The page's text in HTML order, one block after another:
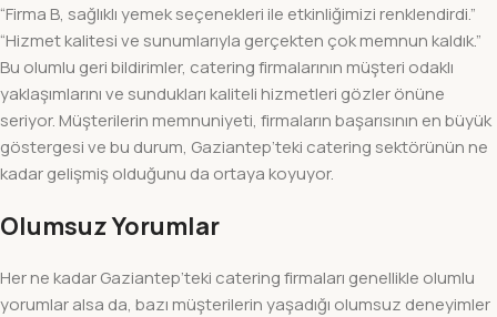
“Firma B, sağlıklı yemek seçenekleri ile etkinliğimizi renklendirdi.”
“Hizmet kalitesi ve sunumlarıyla gerçekten çok memnun kaldık.”
Bu olumlu geri bildirimler, catering firmalarının müşteri odaklı
yaklaşımlarını ve sundukları kaliteli hizmetleri gözler önüne
seriyor. Müşterilerin memnuniyeti, firmaların başarısının en büyük
göstergesi ve bu durum, Gaziantep’teki catering sektörünün ne
kadar gelişmiş olduğunu da ortaya koyuyor.
Olumsuz Yorumlar
Her ne kadar Gaziantep’teki catering firmaları genellikle olumlu
yorumlar alsa da, bazı müşterilerin yaşadığı olumsuz deneyimler